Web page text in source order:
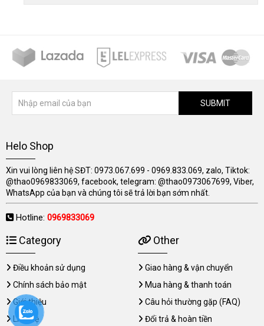
SUBMIT
Helo Shop
Xin vui lòng liên hệ SĐT: 0973.067.699 - 0969.833.069, zalo, Tiktok:
@thao0969833069, facebook, telegram: @thao0973067699, Viber,
WhatsApp của bạn và chúng tôi sẽ trả lời bạn sớm nhất.
Hotline: 0969833069
Category
Điều khoản sử dụng
Chính sách bảo mật
Giới thiệu
Liên hệ
Other
Giao hàng & vận chuyển
Mua hàng & thanh toán
Câu hỏi thường gặp (FAQ)
Đổi trả & hoàn tiền